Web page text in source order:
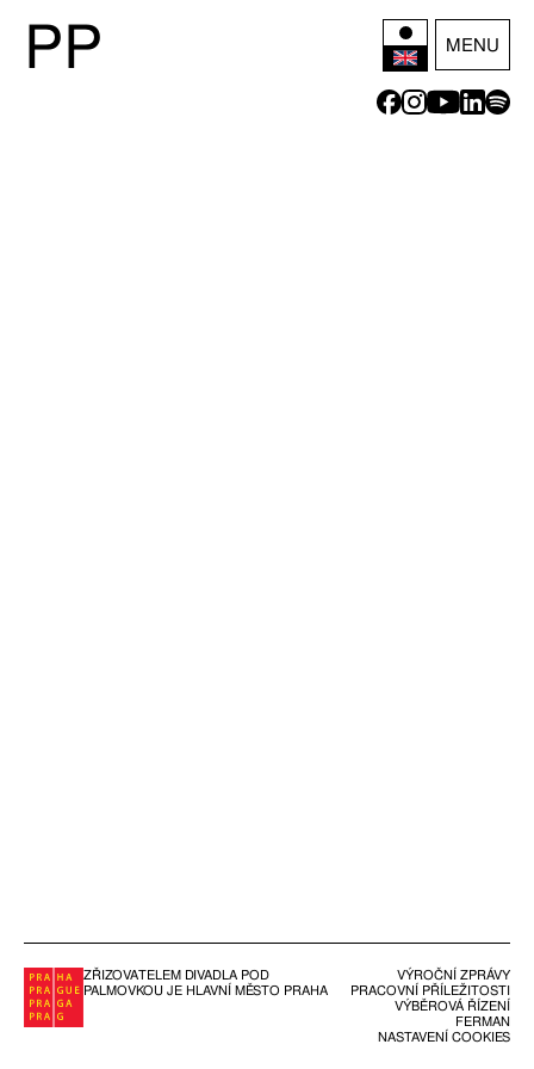
PP MENU
ZŘIZOVATELEM DIVADLA POD
PALMOVKOU JE HLAVNÍ MĚSTO PRAHA
VÝROČNÍ ZPRÁVY
PRACOVNÍ PŘÍLEŽITOSTI
VÝBĚROVÁ ŘÍZENÍ
FERMAN
NASTAVENÍ COOKIES